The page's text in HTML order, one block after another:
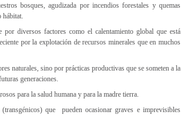
bosques, agudizada por incendios forestales y quemas
por diversos factores como el calentamiento global que está
por la explotación de recursos minerales que en muchos
naturales, sino por prácticas productivas que se someten a la
generaciones.
para la salud humana y para la madre tierra.
que pueden ocasionar graves e imprevisibles